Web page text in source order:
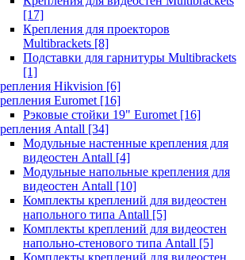
[17]
Крепления для проекторов
Multibrackets [8]
Подставки для гарнитуры Multibrackets
[1]
Hikvision [6]
Euromet [16]
Рэковые стойки 19" Euromet [16]
Antall [34]
Модульные настенные крепления для
видеостен Antall [4]
Модульные напольные крепления для
видеостен Antall [10]
Комплекты креплений для видеостен
напольного типа Antall [5]
Комплекты креплений для видеостен
напольно-стенового типа Antall [5]
Комплекты креплений для видеостен